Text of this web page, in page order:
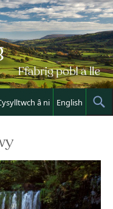
â ni English